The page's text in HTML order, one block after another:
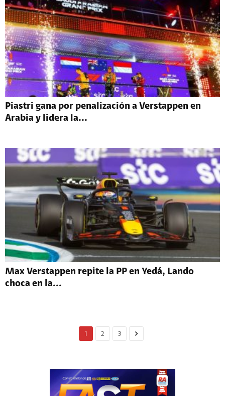
Piastri gana por penalización a Verstappen en
Arabia y lidera la...
Max Verstappen repite la PP en Yedá, Lando
choca en la...
1 2 3